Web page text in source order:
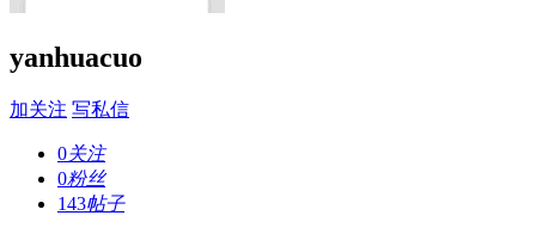
yanhuacuo
加关注 写私信
0关注
0粉丝
143帖子